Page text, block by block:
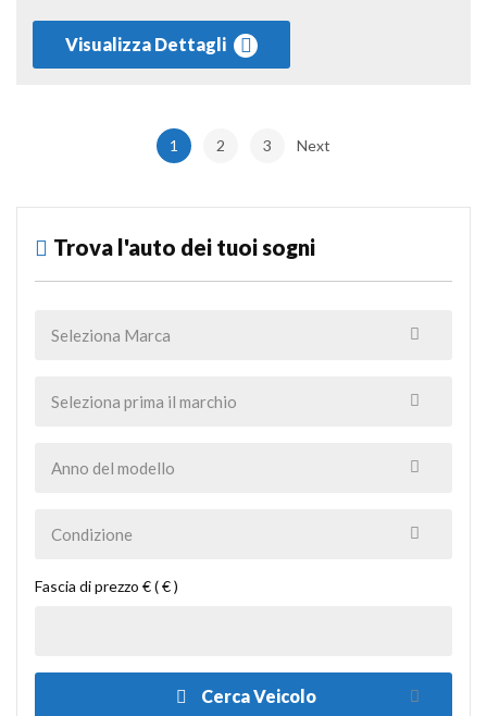
Visualizza Dettagli
1 2 3 Next
Trova l'auto dei tuoi sogni
Fascia di prezzo € ( € )
Cerca Veicolo